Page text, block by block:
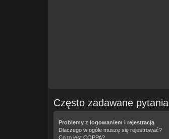
Często zadawane pytania
Problemy z logowaniem i rejestracją
Dlaczego w ogóle muszę się rejestrować?
Co to jest COPPA?